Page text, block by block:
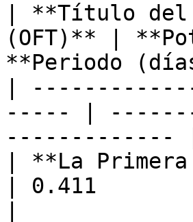
| **Título
(OFT)** |
**Periodo
|
----- |
------------- |
| **La
| 0.411